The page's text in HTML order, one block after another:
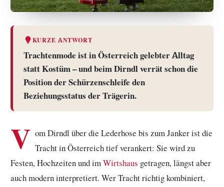
KURZE ANTWORT
Trachtenmode ist in Österreich gelebter Alltag
statt Kostüm – und beim Dirndl verrät schon die
Position der Schürzenschleife den
Beziehungsstatus der Trägerin.
V om Dirndl über die Lederhose bis zum Janker ist die
Tracht in Österreich tief verankert: Sie wird zu
Festen, Hochzeiten und imWirtshaus getragen, längst aber
auch modern interpretiert. Wer Tracht richtig kombiniert,